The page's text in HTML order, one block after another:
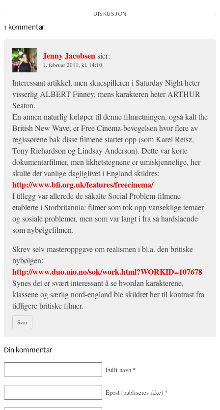
1 kommentar
Jenny Jacobsensier:
1. februar 2011, kl. 14:10
Interessant artikkel, men skuespilleren i Saturday Night heter
visserlig ALBERT Finney, mens karakteren heter ARTHUR
Seaton.
En annen naturlig forløper til denne filmretningen, også kalt the
British New Wave, er Free Cinema-bevegelsen hvor flere av
regissørene bak disse filmene startet opp (som Karel Reisz,
Tony Richardson og Lindsay Anderson). Dette var korte
dokumentarfilmer, men likhetstegnene er umiskjennelige, her
skulle det vanlige dagliglivet i England skildres:
http://www.bfi.org.uk/features/freecinema/
I tillegg var allerede de såkalte Social Problem-filmene
etablerte i Storbritannia: filmer som tok opp vanseklige temaer
og sosiale problemer, men som var langt i fra så hardslående
som nybølgefilmen.
Skrev selv masteroppgave om realismen i bl.a. den britiske
nybølgen:
http://www.duo.uio.no/sok/work.html?WORKID=107678
Synes det er svært interessant å se hvordan karakterene,
klassene og særlig nord-england ble skildret her til kontrast fra
tidligere britiske filmer.
Svar
Din kommentar
Fullt navn *
Epost(publiseres ikke) *